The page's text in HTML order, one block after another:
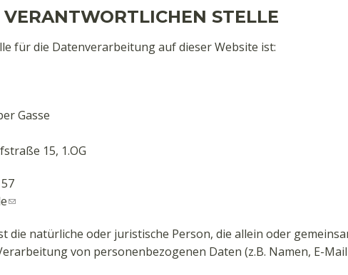
STELLE
für die Datenverarbeitung auf dieser Website ist:
Gasse
15, 1.OG
die natürliche oder juristische Person, die allein oder
von personenbezogenen Daten (z.B. Namen, E-